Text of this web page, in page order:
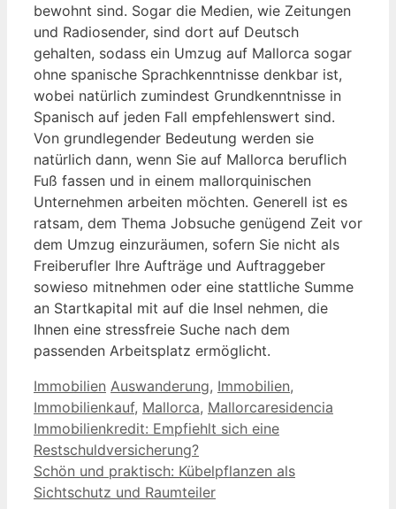
bewohnt sind. Sogar die Medien, wie Zeitungen
und Radiosender, sind dort auf Deutsch
gehalten, sodass ein Umzug auf Mallorca sogar
ohne spanische Sprachkenntnisse denkbar ist,
wobei natürlich zumindest Grundkenntnisse in
Spanisch auf jeden Fall empfehlenswert sind.
Von grundlegender Bedeutung werden sie
natürlich dann, wenn Sie auf Mallorca beruflich
Fuß fassen und in einem mallorquinischen
Unternehmen arbeiten möchten. Generell ist es
ratsam, dem Thema Jobsuche genügend Zeit vor
dem Umzug einzuräumen, sofern Sie nicht als
Freiberufler Ihre Aufträge und Auftraggeber
sowieso mitnehmen oder eine stattliche Summe
an Startkapital mit auf die Insel nehmen, die
Ihnen eine stressfreie Suche nach dem
passenden Arbeitsplatz ermöglicht.
Kategorien
Immobilien Schlagwörter
Auswanderung, Immobilien,
Immobilienkauf, Mallorca, Mallorcaresidencia
Immobilienkredit: Empfiehlt sich eine
Restschuldversicherung?
Schön und praktisch: Kübelpflanzen als
Sichtschutz und Raumteiler